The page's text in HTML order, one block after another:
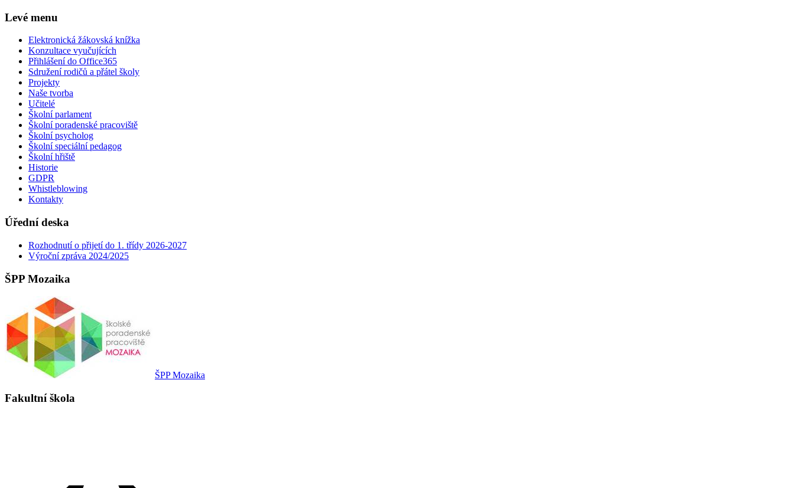
Levé menu
Elektronická žákovská knížka
Konzultace vyučujících
Přihlášení do Office365
Sdružení rodičů a přátel školy
Projekty
Naše tvorba
Učitelé
Školní parlament
Školní poradenské pracoviště
Školní psycholog
Školní speciální pedagog
Školní hřiště
Historie
GDPR
Whistleblowing
Kontakty
Úřední deska
Rozhodnutí o přijetí do 1. třídy 2026-2027
Výroční zpráva 2024/2025
ŠPP Mozaika
ŠPP Mozaika
Fakultní škola